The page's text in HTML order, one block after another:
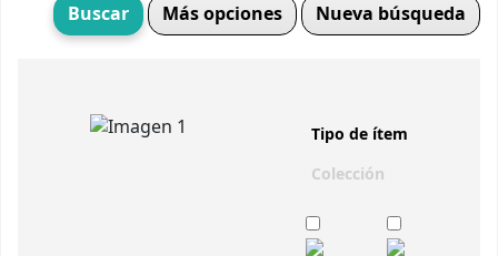
Más opciones Nueva búsqueda
Tipo de ítem
Colección